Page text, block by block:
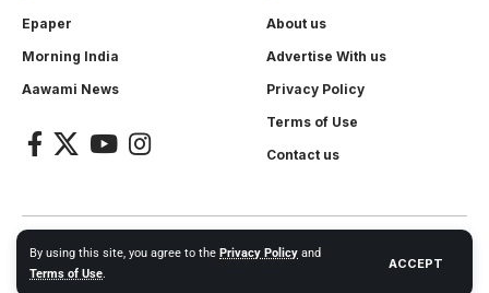
By using this site, you agree to the Privacy Policy and
Terms of Use.
ACCEPT
Epaper
Morning India
Aawami News
About us
Advertise With us
Privacy Policy
Terms of Use
Contact us
2024- All Rights Reserved.Live 7 tv. Website Created by and